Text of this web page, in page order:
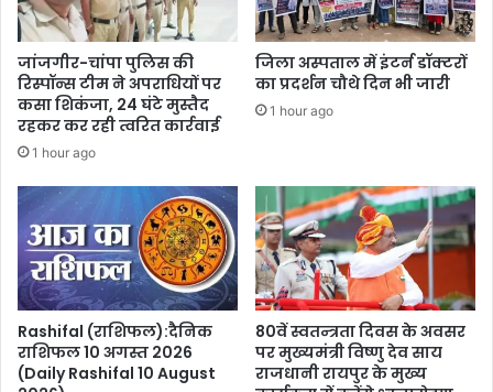
जांजगीर-चांपा पुलिस की
रिस्पॉन्स टीम ने अपराधियों पर
कसा शिकंजा, 24 घंटे मुस्तैद
रहकर कर रही त्वरित कार्रवाई
1 hour ago
जिला अस्पताल में इंटर्न डॉक्टरों
का प्रदर्शन चौथे दिन भी जारी
1 hour ago
Rashifal (राशिफल):दैनिक
राशिफल 10 अगस्त 2026
(Daily Rashifal 10 August
80वें स्वतन्त्रता दिवस के अवसर
पर मुख्यमंत्री विष्णु देव साय
राजधानी रायपुर के मुख्य